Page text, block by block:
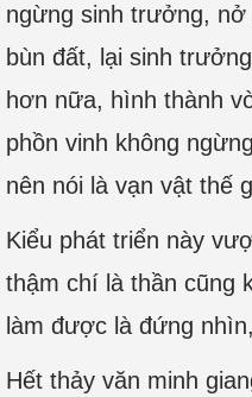
ngừng sinh trưởng,
bùn đất, lại sinh
hơn nữa, hình thành
phồn vinh không
nên nói là vạn vật thế
Kiểu phát triển này
thậm chí là thần cũng
làm được là đứng
Hết thảy văn minh